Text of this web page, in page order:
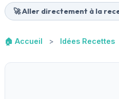
🚀 Aller directement à la
🏠 Accueil > Idées Recettes